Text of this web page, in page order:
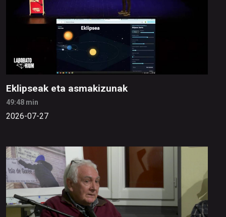
Eklipseak eta asmakizunak
49:48 min
2026-07-27